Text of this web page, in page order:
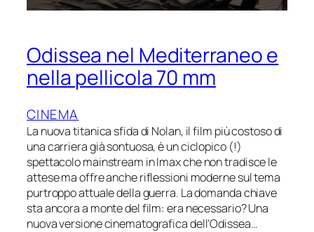
Odissea nel Mediterraneo e
nella pellicola 70 mm
CINEMA
La nuova titanica sfida di Nolan, il film più costoso di
una carriera già sontuosa, è un ciclopico (!)
spettacolo mainstream in Imax che non tradisce le
attese ma offre anche riflessioni moderne sul tema
purtroppo attuale della guerra. La domanda chiave
sta ancora a monte del film: era necessario? Una
nuova versione cinematografica dell’Odissea…